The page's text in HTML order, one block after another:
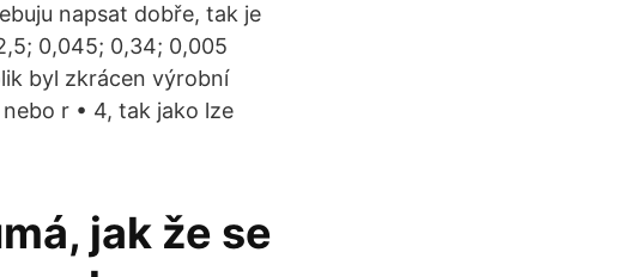
napsat dobře, tak je
0,045; 0,34; 0,005
byl zkrácen výrobní
r • 4, tak jako lze
jak že se